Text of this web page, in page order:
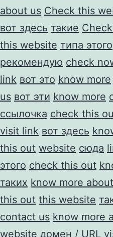
about us Check this
вот здесь такие
this website типа этого
рекомендую check
link вот это know more
us вот эти know more
ссылочка check this
visit link вот здесь
this out website сюда
этого check this out
таких know more
this out this website
contact us know more
website домен / URL